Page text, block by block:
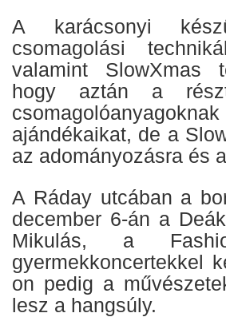
A karácsonyi
csomagolási
valamint SlowXmas
hogy aztán a
ajándékaikat, de a
az adományozásra és
A Ráday utcában a
december 6-án a
Mikulás, a
gyermekkoncertekkel
on pedig a
lesz a hangsúly.